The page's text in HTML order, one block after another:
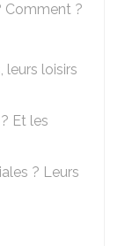
Comment ?
, leurs loisirs
? Et les
? Leurs